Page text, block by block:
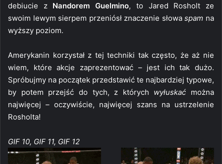
debiucie z Nandorem Guelmino, to Jared Rosholt ze
swoim lewym sierpem przeniósł znaczenie słowaspam na
wyższy poziom.
Amerykanin korzystał z tej techniki tak często, że aż nie
wiem, które akcje zaprezentować – jest ich tak dużo.
Spróbujmy na początek przedstawić te najbardziej typowe,
by potem przejść do tych, z których wyłuskać można
najwięcej – oczywiście, najwięcej szans na ustrzelenie
Rosholta!
GIF 10, GIF 11, GIF 12